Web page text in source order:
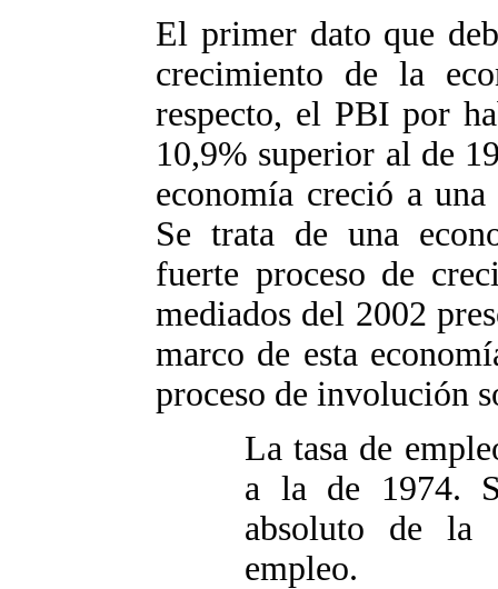
El primer dato que
crecimiento de la
respecto, el PBI por
10,9% superior al de
economía creció a
Se trata de una
fuerte proceso de
mediados del 2002
marco de esta
proceso de involución
La tasa de
a la de 1974.
absoluto de la
empleo.